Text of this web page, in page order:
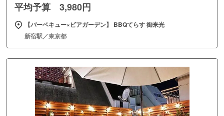
平均予算 3,980円
【バーベキュー×ビアガーデン】 BBQてらす 御来光
新宿駅／東京都